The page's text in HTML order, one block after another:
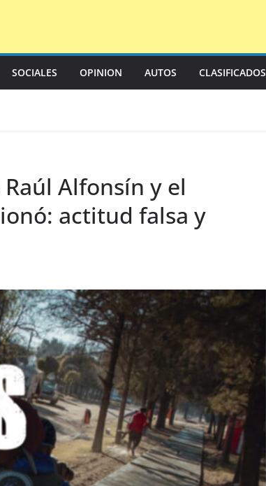
SOCIALES OPINION AUTOS CLASIFICADOS
Alfonsín y el
actitud falsa y